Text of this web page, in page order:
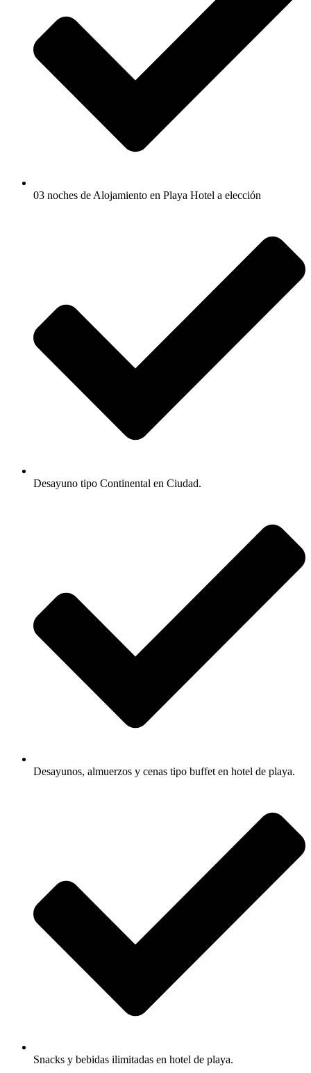
03 noches de Alojamiento en Playa Hotel a elección
Desayuno tipo Continental en Ciudad.
Desayunos, almuerzos y cenas tipo buffet en hotel de playa.
Snacks y bebidas ilimitadas en hotel de playa.